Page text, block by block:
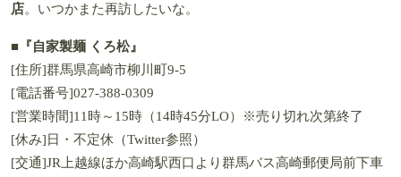
店。いつかまた再訪したいな。
■『自家製麺 くろ松』
[住所]群馬県高崎市柳川町9-5
[電話番号]027-388-0309
[営業時間]11時～15時（14時45分LO）※売り切れ次第終了
[休み]日・不定休（Twitter参照）
[交通]JR上越線ほか高崎駅西口より群馬バス高崎郵便局前下車